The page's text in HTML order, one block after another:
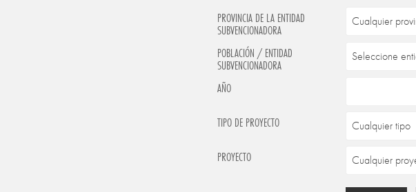
PROVINCIA DE LA ENTIDAD
SUBVENCIONADORA
POBLACIÓN / ENTIDAD
SUBVENCIONADORA
AÑO
TIPO DE PROYECTO
PROYECTO